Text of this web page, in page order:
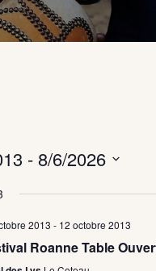
- 8/6/2026
2013 - 12 octobre 2013
Roanne Table